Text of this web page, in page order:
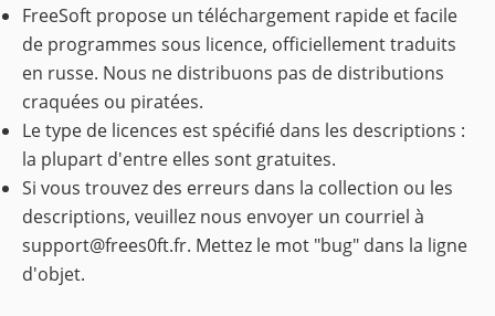
FreeSoft propose un téléchargement rapide et facile
de programmes sous licence, officiellement traduits
en russe. Nous ne distribuons pas de distributions
craquées ou piratées.
Le type de licences est spécifié dans les descriptions :
la plupart d'entre elles sont gratuites.
Si vous trouvez des erreurs dans la collection ou les
descriptions, veuillez nous envoyer un courriel à
support@frees0ft.fr. Mettez le mot "bug" dans la ligne
d'objet.